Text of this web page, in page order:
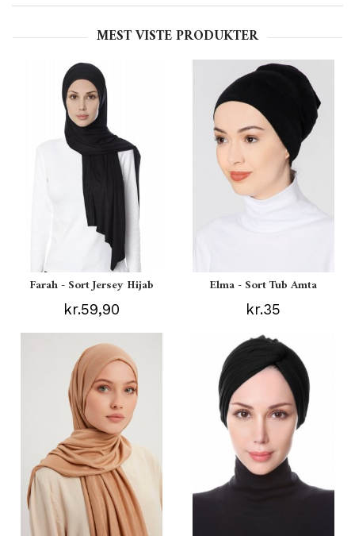
MEST VISTE PRODUKTER
Farah - Sort Jersey Hijab
kr.59,90
Elma - Sort Tub Amta
kr.35